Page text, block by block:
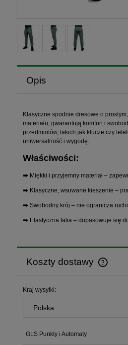
Opis
Klasyczne spodnie dresowe o
materiału, gwarantują komfort i
przedmiotów, takich jak klucze czy
uniwersalność i wygodę.
Właściwości:
➡️ Miękki i przyjemny materiał –
➡️ Klasyczne, wsuwane kieszenie –
➡️ Swobodny krój – nie ogranicza
➡️ Elastyczna talia – dopasowuje się
Koszty dostawy
Kraj wysyłki:
GLS Punkty i Automaty